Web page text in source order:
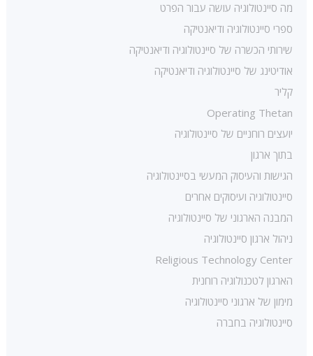
מה סיינטולוגיה עושה עבור הפרט
ספרי סיינטולוגיה ודיאנטיקה
שירותי הכשרה של סיינטולוגיה ודיאנטיקה
אודיטינג של סיינטולוגיה ודיאנטיקה
קליר
Operating Thetan
יועצים רוחניים של סיינטולוגיה
בתוך ארגון
הגישות והעיסוק המעשי בסיינטולוגיה
סיינטולוגיה ועיסוקים אחרים
המבנה הארגוני של סיינטולוגיה
ניהול ארגון סיינטולוגיה
Religious Technology Center
הארגון לטכנולוגיה רוחנית
מימון של ארגוני סיינטולוגיה
סיינטולוגיה בחברה